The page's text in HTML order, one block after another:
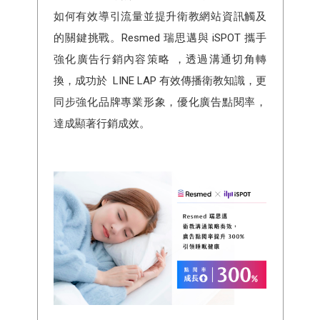
如何有效導引流量並提升衛教網站資訊觸及
的關鍵挑戰。Resmed 瑞思邁與 iSPOT 攜手
強化廣告行銷內容策略 ，透過溝通切角轉
換，成功於 LINE LAP 有效傳播衛教知識，更
同步強化品牌專業形象，優化廣告點閱率，
達成顯著行銷成效。